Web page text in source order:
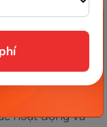
chữa giọng.
nghiệp cùng
thế, TH Skill
nghiệm và
hoạt động và